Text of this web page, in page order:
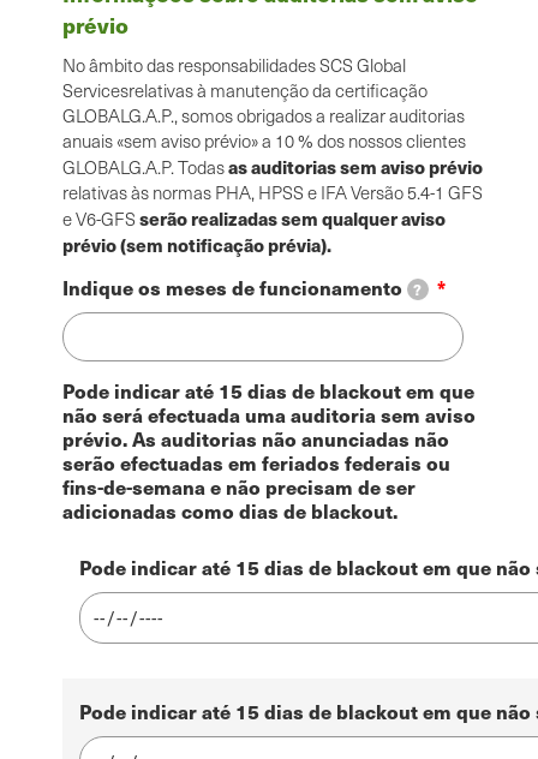
prévio
No âmbito das responsabilidades SCS Global
Servicesrelativas à manutenção da certificação
GLOBALG.A.P., somos obrigados a realizar auditorias
anuais «sem aviso prévio» a 10 % dos nossos clientes
GLOBALG.A.P. Todasas auditorias sem aviso prévio
relativas às normas PHA, HPSS e IFA Versão 5.4-1 GFS
e V6-GFS serão realizadas sem qualquer aviso
prévio (sem notificação prévia).
Indique os meses de funcionamento ?
Pode indicar até 15 dias de blackout em que
não será efectuada uma auditoria sem aviso
prévio. As auditorias não anunciadas não
serão efectuadas em feriados federais ou
fins-de-semana e não precisam de ser
adicionadas como dias de blackout.
Pode indicar até 15 dias de blackout em que
Pode indicar até 15 dias de blackout em que